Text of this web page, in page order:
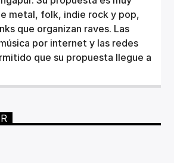
metal, folk, indie rock y pop,
que organizan raves. Las
por internet y las redes
que su propuesta llegue a